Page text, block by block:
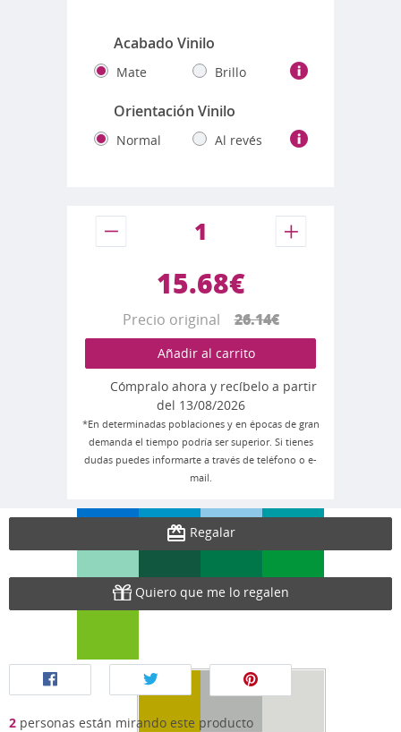
Acabado Vinilo
Mate Brillo
Orientación Vinilo
Normal Al revés
15.68€
Precio original26.14€
Añadir al carrito
Cómpralo ahora y recíbelo a partir
del 13/08/2026
*En determinadas poblaciones y en épocas de gran
demanda el tiempo podría ser superior. Si tienes
dudas puedes informarte a través de teléfono o e-
mail.
Regalar
Quiero que me lo regalen
2 personas están mirando este producto